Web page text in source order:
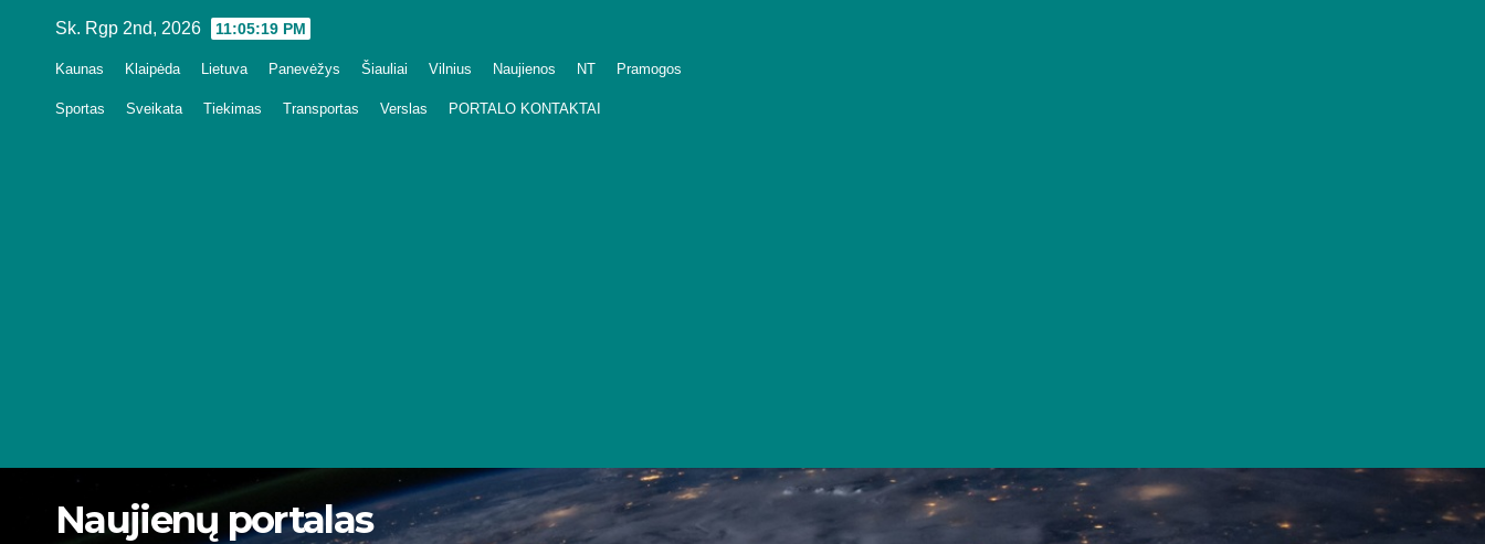
Sk. Rgp 2nd, 2026 11:05:20 PM
Kaunas Klaipėda Lietuva Panevėžys Šiauliai Vilnius Naujienos NT Pramogos
Sportas Sveikata Tiekimas Transportas Verslas PORTALO KONTAKTAI
Naujienų portalas